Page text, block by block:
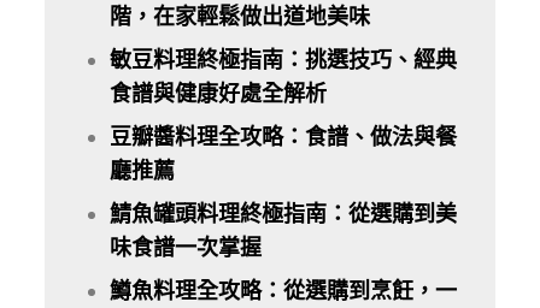
階，在家輕鬆做出道地美味
敏豆料理終極指南：挑選技巧、經典
食譜與健康好處全解析
豆瓣醬料理全攻略：食譜、做法與餐
廳推薦
鯖魚罐頭料理終極指南：從選購到美
味食譜一次掌握
鱒魚料理全攻略：從選購到烹飪，一